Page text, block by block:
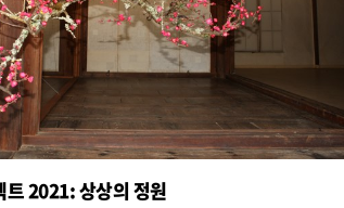
트 2021: 상상의 정원